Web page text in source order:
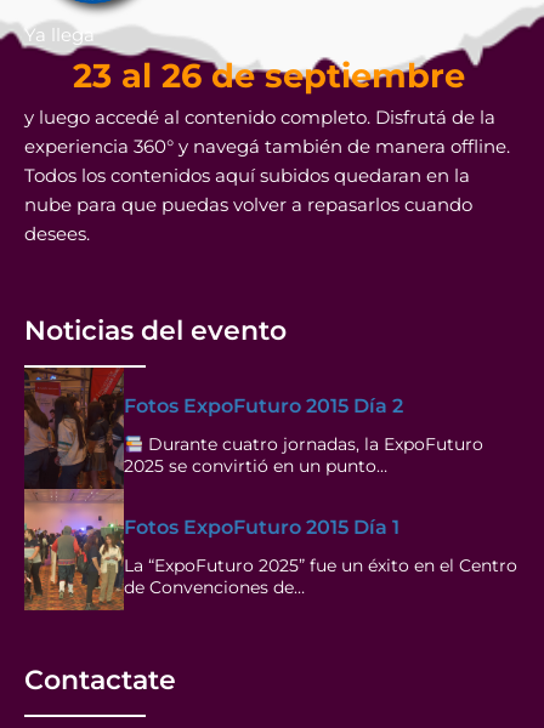
Ya llega
23 al 26 de septiembre
y luego accedé al contenido completo. Disfrutá de la
experiencia 360° y navegá también de manera offline.
Todos los contenidos aquí subidos quedaran en la
nube para que puedas volver a repasarlos cuando
desees.
Noticias del evento
Fotos ExpoFuturo 2015 Día 2
Durante cuatro jornadas, la ExpoFuturo
2025 se convirtió en un punto…
Fotos ExpoFuturo 2015 Día 1
La “ExpoFuturo 2025” fue un éxito en el Centro
de Convenciones de…
Contactate